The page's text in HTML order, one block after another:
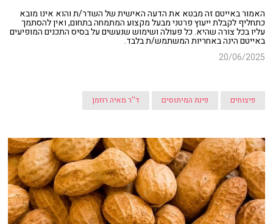
האמור באייטם זה מבטא את הדעה האישית של השדר/ת והוא אינו מובא
כתחליף לקבלת ייעוץ פרטני מבעל מקצוע המתמחה בתחום, ואין להסתמך
עליו בכל צורה שהיא. כל פעולה ושימוש שנעשים על בסיס התכנים המופיעים
באייטם הינה באחריות המשתמש/ת בלבד.
20/06/2025
פיצוחים פינת המיתוסים ד''ר מאיה רוזמן